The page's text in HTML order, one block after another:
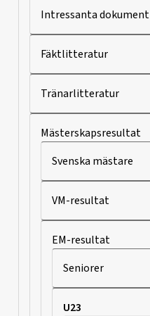
Intressanta dokument
Fäktlitteratur
Tränarlitteratur
Mästerskapsresultat
Svenska mästare
VM-resultat
EM-resultat
Seniorer
U23